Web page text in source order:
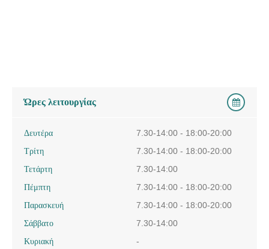
Ώρες λειτουργίας
Δευτέρα
7.30-14:00 - 18:00-20:00
Τρίτη
7.30-14:00 - 18:00-20:00
Τετάρτη
7.30-14:00
Πέμπτη
7.30-14:00 - 18:00-20:00
Παρασκευή
7.30-14:00 - 18:00-20:00
Σάββατο
7.30-14:00
Κυριακή
-